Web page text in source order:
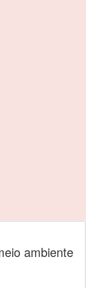
ambiente